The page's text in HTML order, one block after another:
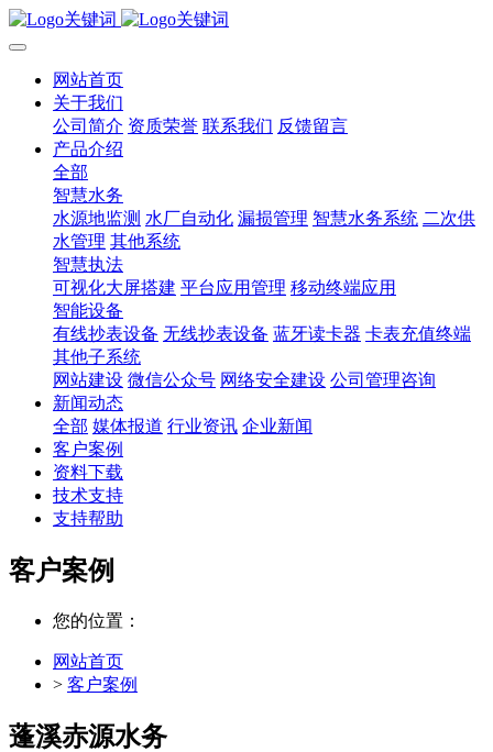
网站首页
关于我们
公司简介 资质荣誉 联系我们 反馈留言
产品介绍
全部
智慧水务
水源地监测 水厂自动化 漏损管理 智慧水务系统 二次供
水管理 其他系统
智慧执法
可视化大屏搭建 平台应用管理 移动终端应用
智能设备
有线抄表设备 无线抄表设备 蓝牙读卡器 卡表充值终端
其他子系统
网站建设 微信公众号 网络安全建设 公司管理咨询
新闻动态
全部 媒体报道 行业资讯 企业新闻
客户案例
资料下载
技术支持
支持帮助
客户案例
您的位置：
网站首页
> 客户案例
蓬溪赤源水务